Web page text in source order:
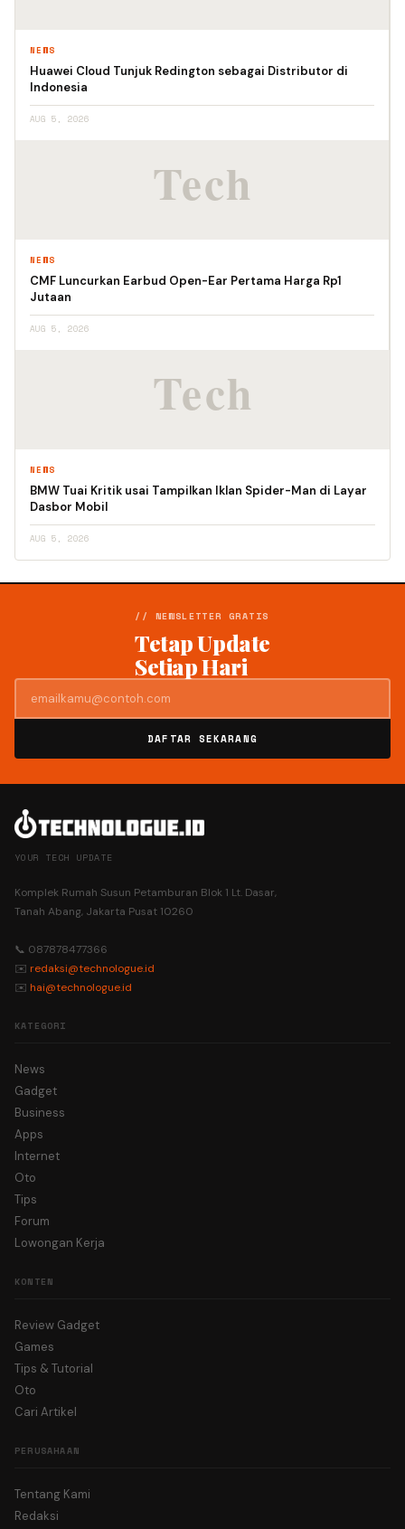
NEWS
Huawei Cloud Tunjuk Redington sebagai Distributor di
Indonesia
AUG 5, 2026
NEWS
CMF Luncurkan Earbud Open-Ear Pertama Harga Rp1
Jutaan
AUG 5, 2026
NEWS
BMW Tuai Kritik usai Tampilkan Iklan Spider-Man di Layar
Dasbor Mobil
AUG 5, 2026
// NEWSLETTER GRATIS
Tetap Update
Setiap Hari
DAFTAR SEKARANG
YOUR TECH UPDATE
Komplek Rumah Susun Petamburan Blok 1 Lt. Dasar,
Tanah Abang, Jakarta Pusat 10260
📞 087878477366
✉️ redaksi@technologue.id
✉️ hai@technologue.id
KATEGORI
News
Gadget
Business
Apps
Internet
Oto
Tips
Forum
Lowongan Kerja
KONTEN
Review Gadget
Games
Tips & Tutorial
Oto
Cari Artikel
PERUSAHAAN
Tentang Kami
Redaksi